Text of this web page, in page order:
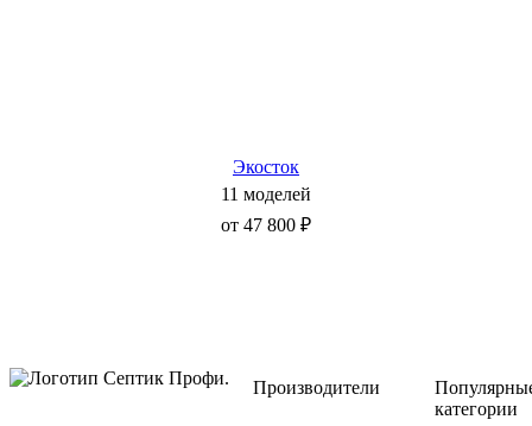
Экосток
11 моделей
от 47 800 ₽
Производители
категории